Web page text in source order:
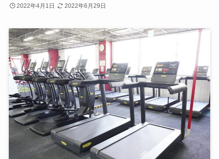
2022年4月1日 2022年6月29日